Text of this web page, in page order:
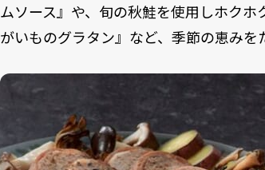
ムソース』や、旬の秋鮭を使用しホク
がいものグラタン』など、季節の恵みを